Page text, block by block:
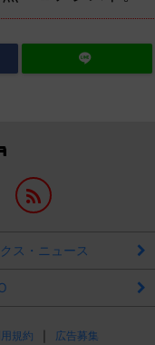
ス・ニュース
規約 広告募集